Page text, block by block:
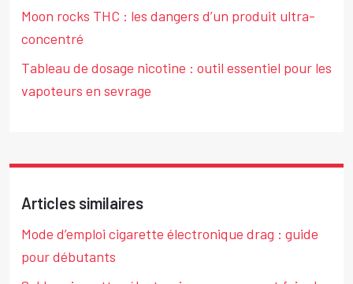
Moon rocks THC : les dangers d’un produit ultra-
concentré
Tableau de dosage nicotine : outil essentiel pour les
vapoteurs en sevrage
Articles similaires
Mode d’emploi cigarette électronique drag : guide
pour débutants